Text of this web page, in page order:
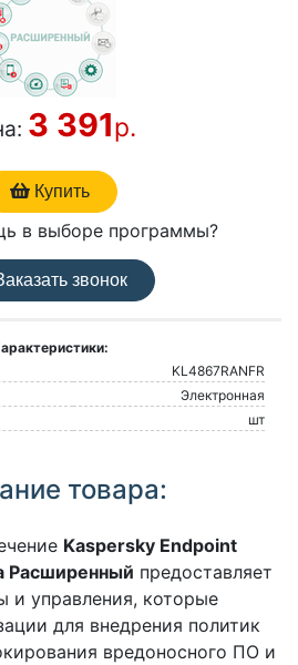
3 391р.
Купить
в выборе программы?
звонок
KL4867RANFR
Электронная
шт
товара:
Kaspersky Endpoint
Расширенный предоставляет
и управления, которые
для внедрения политик
вредоносного ПО и